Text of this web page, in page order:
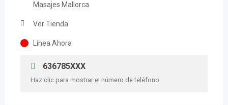
Masajes Mallorca
Ver Tienda
Línea Ahora
636785XXX
Haz clic para mostrar el número de teléfono